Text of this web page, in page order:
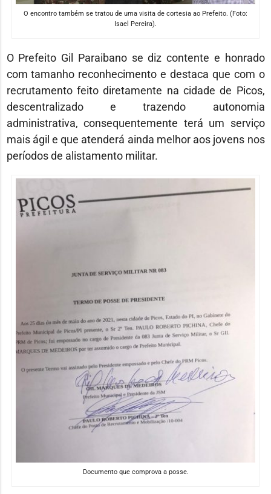
O encontro também se tratou de uma visita de cortesia ao Prefeito. (Foto:
Isael Pereira).
O Prefeito Gil Paraibano se diz contente e honrado
com tamanho reconhecimento e destaca que com o
recrutamento feito diretamente na cidade de Picos,
descentralizado e trazendo autonomia
administrativa, consequentemente terá um serviço
mais ágil e que atenderá ainda melhor aos jovens nos
períodos de alistamento militar.
Documento que comprova a posse.